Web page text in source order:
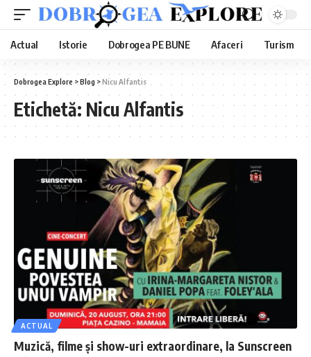
Actual Istorie Dobrogea PE BUNE Afaceri Turism
Dobrogea Explore >Blog >Nicu Alfantis
Etichetă: Nicu Alfantis
ACTUAL
Muzică, filme și show-uri extraordinare, la Sunscreen